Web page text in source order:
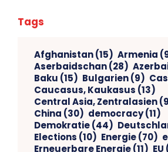
Tags
Afghanistan(15) Armenia
Aserbaidschan(28)
Baku (15) Bulgarien(9)
Caucasus, Kaukasus (13)
Central Asia, Zentralasien
China (30) democracy(11)
Demokratie(44)
Elections (10) Energie(70)
Erneuerbare Energie(11) EU